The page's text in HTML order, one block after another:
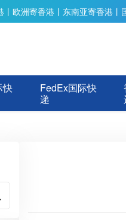
欧洲寄香港丨东南亚寄香港丨
快
FedEx国际快
递